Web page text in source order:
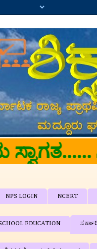
NPS LOGIN NCERT
EDUCATION